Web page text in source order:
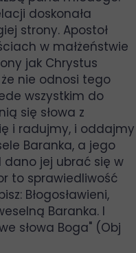
doskonała
strony. Apostoł
w małżeństwie
jak Chrystus
że nie odnosi tego
wszystkim do
się słowa z
i radujmy, i oddajmy
Baranka, a jego
dano jej ubrać się w
to sprawiedliwość
Błogosławieni,
Baranka. I
słowa Boga" (Obj